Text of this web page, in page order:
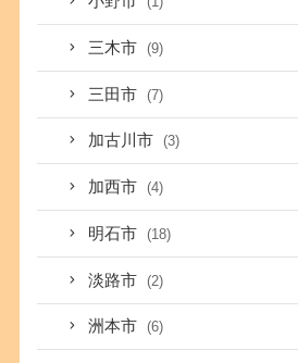
三木市 (9)
三田市 (7)
加古川市 (3)
加西市 (4)
明石市 (18)
淡路市 (2)
洲本市 (6)